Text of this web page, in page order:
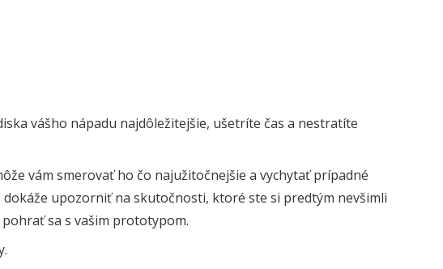
vášho nápadu najdôležitejšie, ušetríte čas a nestratíte
vám smerovať ho čo najužitočnejšie a vychytať prípadné
upozorniť na skutočnosti, ktoré ste si predtým nevšimli
sa s vašim prototypom.